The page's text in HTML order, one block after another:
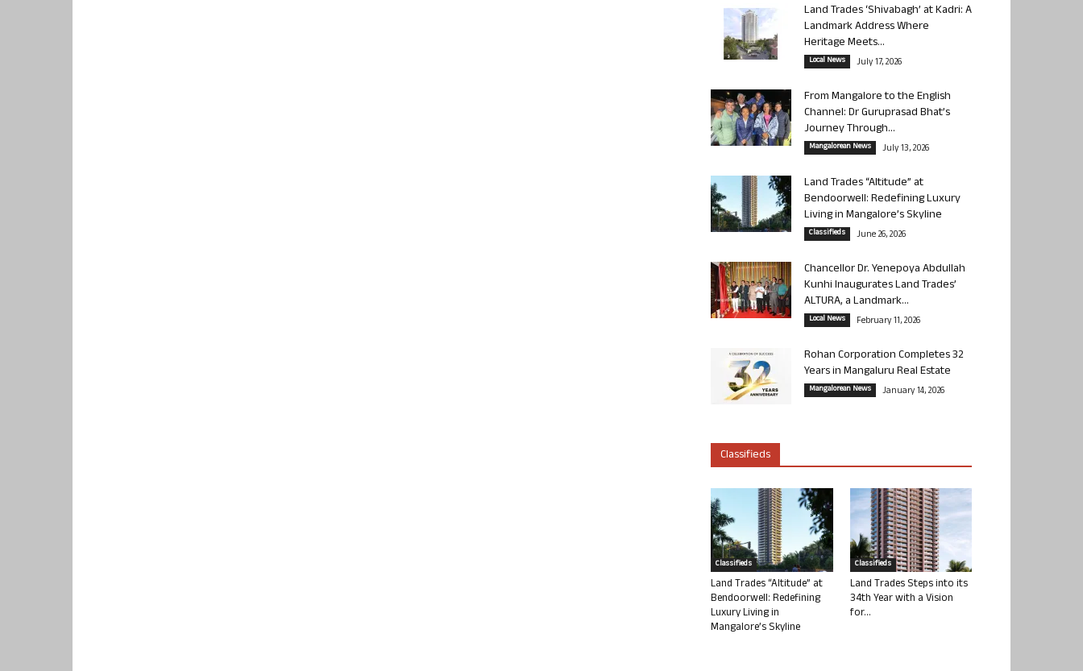
Land Trades ‘Shivabagh’ at Kadri: A
Landmark Address Where
Heritage Meets...
Local News July 17, 2026
From Mangalore to the English
Channel: Dr Guruprasad Bhat’s
Journey Through...
Mangalorean News July 13, 2026
Land Trades “Altitude” at
Bendoorwell: Redefining Luxury
Living in Mangalore’s Skyline
Classifieds June 26, 2026
Chancellor Dr. Yenepoya Abdullah
Kunhi Inaugurates Land Trades’
ALTURA, a Landmark...
Local News February 11, 2026
Rohan Corporation Completes 32
Years in Mangaluru Real Estate
Mangalorean News January 14, 2026
Classifieds
Classifieds
Land Trades “Altitude” at
Bendoorwell: Redefining
Luxury Living in
Mangalore’s Skyline
Classifieds
Land Trades Steps into its
34th Year with a Vision
for...